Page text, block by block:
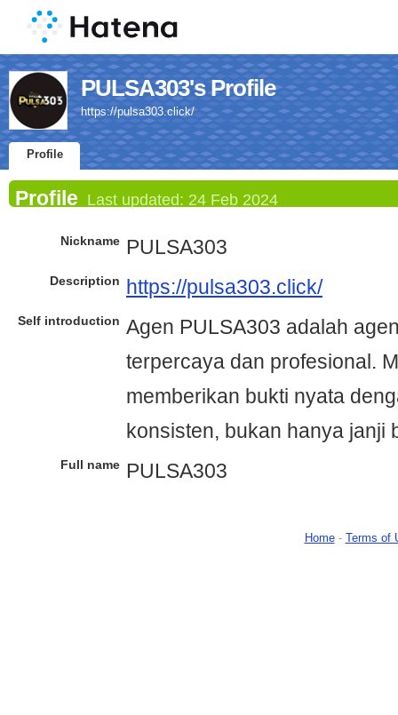
PULSA303's Profile
https://pulsa303.click/
Profile
Profile Last updated: 24 Feb 2024
Nickname PULSA303
Description https://pulsa303.click/
Self introduction Agen PULSA303 adalah
terpercaya dan profesional.
memberikan bukti nyata
konsisten, bukan hanya janji
Full name PULSA303
Home- Terms of